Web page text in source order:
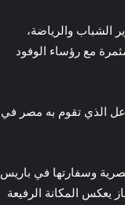
الشباب والرياضة،
مع رؤساء الوفود
الذي تقوم به مصر في
وسفارتها في باريس
يعكس المكانة الرفيعة